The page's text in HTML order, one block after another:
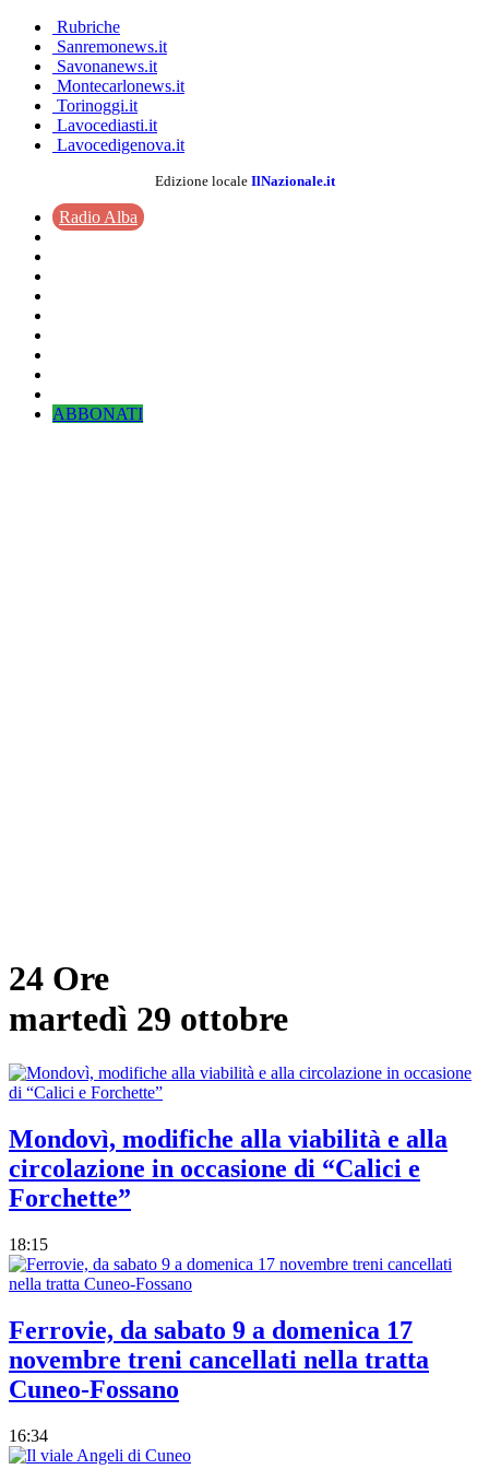
Rubriche
Sanremonews.it
Savonanews.it
Montecarlonews.it
Torinoggi.it
Lavocediasti.it
Lavocedigenova.it
Edizione locale IlNazionale.it
Radio Alba
ABBONATI
24 Ore
martedì 29 ottobre
Mondovì, modifiche alla viabilità e alla
circolazione in occasione di “Calici e
Forchette”
18:15
Ferrovie, da sabato 9 a domenica 17
novembre treni cancellati nella tratta
Cuneo-Fossano
16:34